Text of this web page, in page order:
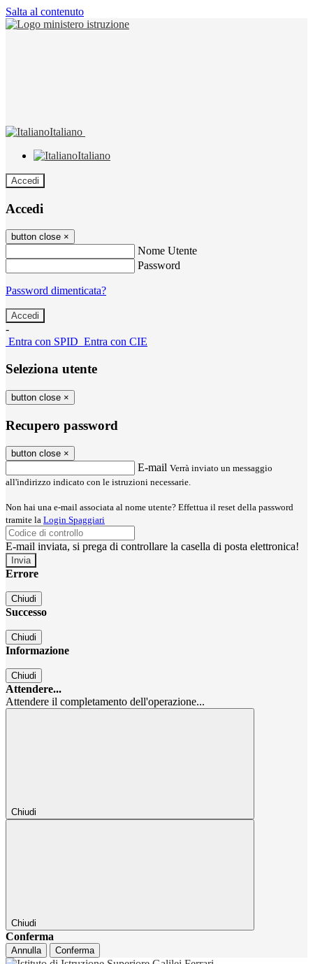
Salta al contenuto
Italiano
Italiano
Accedi
Accedi
button close ×
Nome Utente
Password
Password dimenticata?
-
Entra con SPID Entra con CIE
Seleziona utente
button close ×
Recupero password
button close ×
E-mail Verrà inviato un messaggio
all'indirizzo indicato con le istruzioni necessarie.
Non hai una e-mail associata al nome utente? Effettua il reset della password
tramite la Login Spaggiari
E-mail inviata, si prega di controllare la casella di posta elettronica!
Errore
Chiudi
Successo
Chiudi
Informazione
Chiudi
Attendere...
Attendere il completamento dell'operazione...
Chiudi
Chiudi
Conferma
Annulla Conferma